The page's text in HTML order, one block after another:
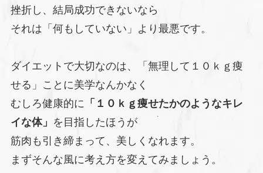
挫折し、結局成功できないなら
それは「何もしていない」より最悪です。
ダイエットで大切なのは、「無理して１０ｋｇ痩
せる」ことに美学なんかなく
むしろ健康的に 「１０ｋｇ痩せたかのようなキレ
イな体」 を目指したほうが
筋肉も引き締まって、美しくなれます。
まずそんな風に考え方を変えてみましょう。